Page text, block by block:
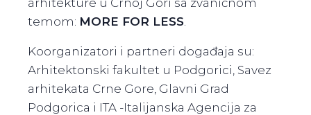
temom: MORE FOR LESS
Koorganizatori i partneri događaja su:
Arhitektonski fakultet u Podgorici, Savez
arhitekata Crne Gore, Glavni Grad
Podgorica i ITA -Italijanska Agencija za